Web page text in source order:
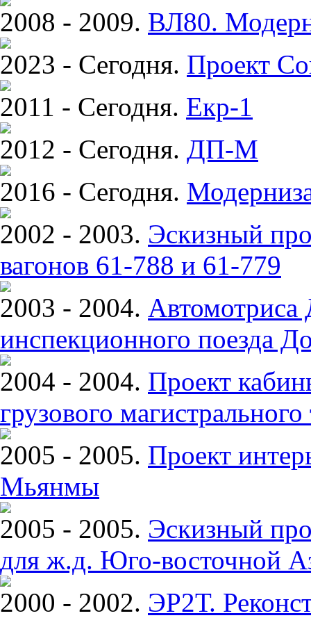
2008 - 2009. ВЛ80.
2023 - Сегодня. Проект
2011 - Сегодня. Екр-1
2012 - Сегодня. ДП-М
2016 - Сегодня.
2002 - 2003. Эскизный
вагонов 61-788 и 61-779
2003 - 2004. Автомотриса
инспекционного поезда
2004 - 2004. Проект
грузового
2005 - 2005. Проект
Мьянмы
2005 - 2005. Эскизный
для ж.д. Юго-восточной
2000 - 2002. ЭР2Т.